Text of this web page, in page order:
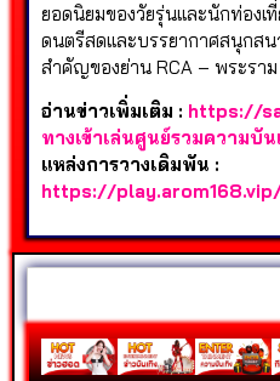
ยอดนิยมของวัยรุ่นและนักท่องเ
ดนตรีสดและบรรยากาศสนุกส
สำคัญของย่าน RCA – พระรา
อ่านข่าวเพิ่มเติม : https://
ทางเข้าเล่นศูนย์รวมความบัน
แหล่งการวางเดิมพัน :
https://